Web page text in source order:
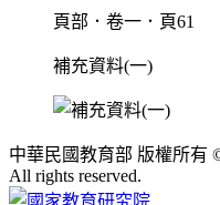
頁部．卷一．頁61
補充資料(一)
中華民國教育部 版權所有
All rights reserved.